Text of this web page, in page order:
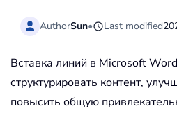
AuthorSun• Last modified
Вставка линий в Microsoft
структурировать контент,
повысить общую